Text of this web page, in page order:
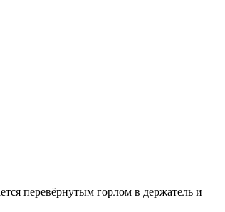
перевёрнутым горлом в держатель и